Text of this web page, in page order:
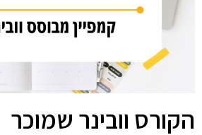
הקורס וובינר שמוכר